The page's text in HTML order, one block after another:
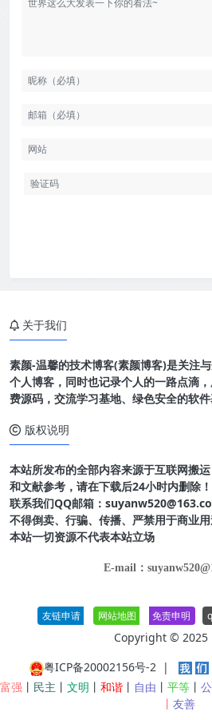
关于我们
素颜-温馨的技术博客(素颜博客)是关注
个人博客，同时也记录个人的一路点滴
费源码，交流学习基地、绿色安全的软件
版权说明
本站所发布的全部内容来源于互联网搬
和文献参考，请在下载后24小时内删除
联系我们QQ邮箱：
不得倒卖、行骗、传播、严禁用于商业
本站一切资源不代表本站立场
E-mail：
友链申请 网站地图 免责申明
Copyright © 2025
粤ICP备20002156号-2|
富强 丨 民主 丨 文明 丨 和谐 丨 自由 丨 平等 丨
丨 友善